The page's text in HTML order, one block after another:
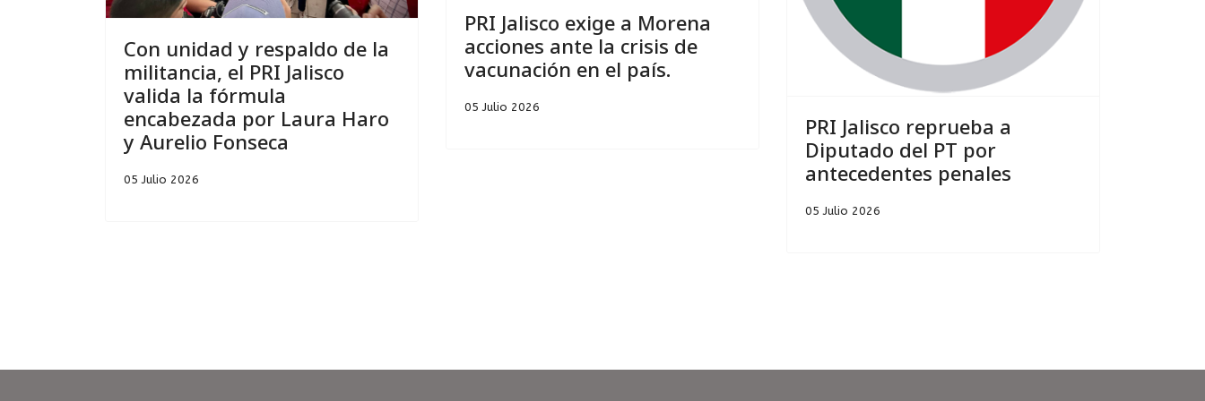
Con unidad y respaldo de la
militancia, el PRI Jalisco
valida la fórmula
encabezada por Laura Haro
y Aurelio Fonseca
05 Julio 2026
PRI Jalisco exige a Morena
acciones ante la crisis de
vacunación en el país.
05 Julio 2026
PRI Jalisco reprueba a
Diputado del PT por
antecedentes penales
05 Julio 2026